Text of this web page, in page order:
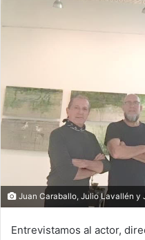
Juan Caraballo, Julio Lavallén y
Entrevistamos al actor,